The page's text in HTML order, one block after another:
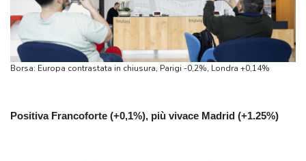
Borsa: Europa contrastata in chiusura, Parigi -0,2%, Londra +0,14%
Positiva Francoforte (+0,1%), più vivace Madrid (+1.25%)